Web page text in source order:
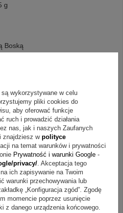
g
Boską
dedykacją
z grawerem?
mogę umieścić na medaliku?
medalika wykonujemy
długości ok. 45 znaków.
w tym zestawie?
obejmuje grawerunek na
wykorzystywane w celu
pliki cookies do
aby oferować funkcje
ruch i prowadzić działania
nas, jak i naszych Zaufanych
znajdziesz w polityce
na temat warunków i prywatności
Prywatność i warunki Google -
privacy/. Akceptacja tego
ich zapisywanie na Twoim
warunki przechowywania lub
„Konfiguracja zgód”. Zgodę
momencie poprzez usunięcie
z danego urządzenia końcowego.